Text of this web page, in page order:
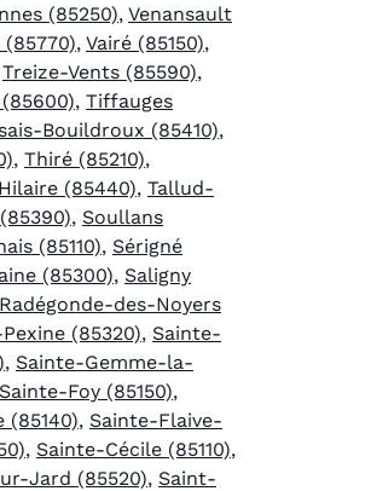
(85250), Venansault
, Vairé (85150),
Treize-Vents (85590),
, Tiffauges
Bouildroux (85410),
, Thiré (85210),
(85440), Tallud-
, Soullans
(85110), Sérigné
(85300), Saligny
des-Noyers
(85320), Sainte-
, Sainte-Gemme-la-
Sainte-Foy (85150),
(85140), Sainte-Flaive-
, Sainte-Cécile (85110),
Jard (85520), Saint-